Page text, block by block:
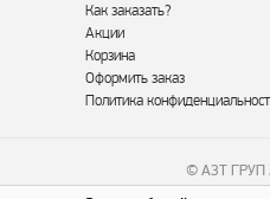
Как заказать?
Акции
Корзина
Оформить заказ
Политика
© АЗТ ГРУП